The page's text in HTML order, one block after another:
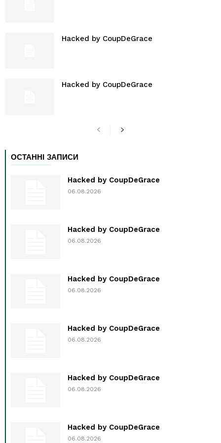
Hacked by CoupDeGrace
Hacked by CoupDeGrace
ОСТАННІ ЗАПИСИ
Hacked by CoupDeGrace
06.08.2026
Hacked by CoupDeGrace
06.08.2026
Hacked by CoupDeGrace
06.08.2026
Hacked by CoupDeGrace
06.08.2026
Hacked by CoupDeGrace
06.08.2026
Hacked by CoupDeGrace
06.08.2026